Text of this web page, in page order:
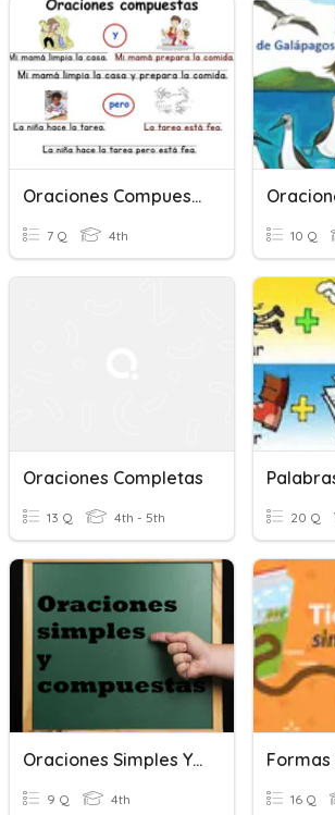
Oraciones Compuestas
7 Q 4th 10 Q
Oraciones Completas
13 Q 4th - 5th 20 Q
Oraciones Simples Y Compuestas
9 Q 4th 16 Q